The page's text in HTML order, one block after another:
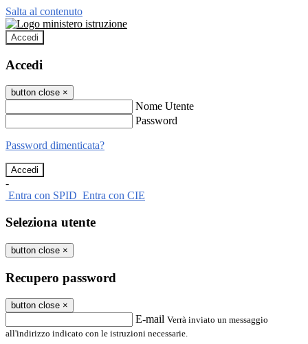
Salta al contenuto
Accedi
Accedi
button close ×
Nome Utente
Password
Password dimenticata?
-
Entra con SPID Entra con CIE
Seleziona utente
button close ×
Recupero password
button close ×
E-mail Verrà inviato un messaggio
all'indirizzo indicato con le istruzioni necessarie.